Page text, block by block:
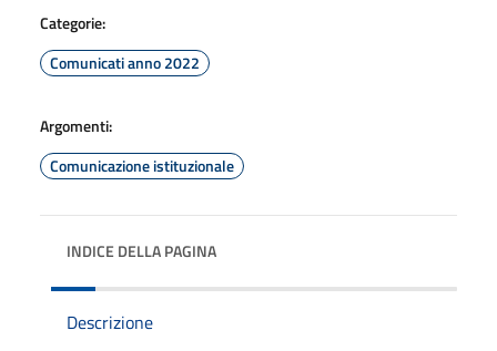
Categorie:
Comunicati anno 2022
Argomenti:
Comunicazione istituzionale
INDICE DELLA PAGINA
Descrizione